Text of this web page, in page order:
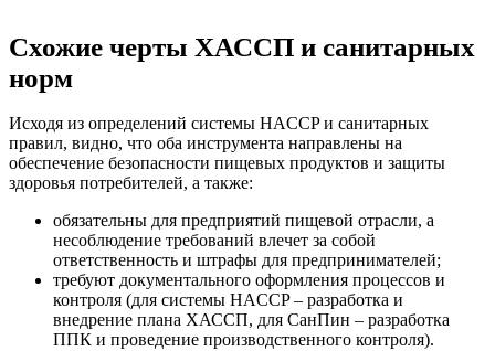
Схожие черты ХАССП и санитарных
норм
Исходя из определений системы HACCP и санитарных
правил, видно, что оба инструмента направлены на
обеспечение безопасности пищевых продуктов и защиты
здоровья потребителей, а также:
обязательны для предприятий пищевой отрасли, а
несоблюдение требований влечет за собой
ответственность и штрафы для предпринимателей;
требуют документального оформления процессов и
контроля (для системы HACCP – разработка и
внедрение плана ХАССП, для СанПин – разработка
ППК и проведение производственного контроля).